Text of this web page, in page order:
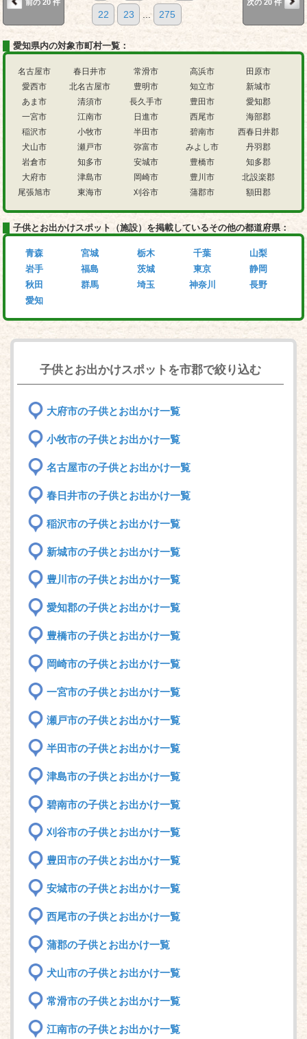
前の 20 件
22 23 275
次の 20 件
愛知県内の対象市町村一覧：
名古屋市
愛西市
あま市
一宮市
稲沢市
犬山市
岩倉市
大府市
尾張旭市
春日井市
北名古屋市
清須市
江南市
小牧市
瀬戸市
知多市
津島市
東海市
常滑市
豊明市
長久手市
日進市
半田市
弥富市
安城市
岡崎市
刈谷市
高浜市
知立市
豊田市
西尾市
碧南市
みよし市
豊橋市
豊川市
蒲郡市
田原市
新城市
愛知郡
海部郡
西春日井郡
丹羽郡
知多郡
北設楽郡
額田郡
子供とお出かけスポット（施設）を掲載しているその他の都道府県：
青森
岩手
秋田
愛知
宮城
福島
群馬
栃木
茨城
埼玉
千葉
東京
神奈川
山梨
静岡
長野
子供とお出かけスポットを市郡で絞り込む
大府市の子供とお出かけ一覧
小牧市の子供とお出かけ一覧
名古屋市の子供とお出かけ一覧
春日井市の子供とお出かけ一覧
稲沢市の子供とお出かけ一覧
新城市の子供とお出かけ一覧
豊川市の子供とお出かけ一覧
愛知郡の子供とお出かけ一覧
豊橋市の子供とお出かけ一覧
岡崎市の子供とお出かけ一覧
一宮市の子供とお出かけ一覧
瀬戸市の子供とお出かけ一覧
半田市の子供とお出かけ一覧
津島市の子供とお出かけ一覧
碧南市の子供とお出かけ一覧
刈谷市の子供とお出かけ一覧
豊田市の子供とお出かけ一覧
安城市の子供とお出かけ一覧
西尾市の子供とお出かけ一覧
蒲郡の子供とお出かけ一覧
犬山市の子供とお出かけ一覧
常滑市の子供とお出かけ一覧
江南市の子供とお出かけ一覧